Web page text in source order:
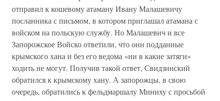
отправил к кошевому атаману Ивану Малашевичу
посланника с письмом, в котором приглашал атамана с
войском на польскую службу. Но Малашевич и все
Запорожское Войско ответили, что они подданные
крымского хана и без его ведома «ни в какие затяги»
ходить не могут. Получив такой ответ, Свидзинский
обратился к крымскому хану. А запорожцы, в свою
очередь, обратились к фельдмаршалу Миниху с просьбой